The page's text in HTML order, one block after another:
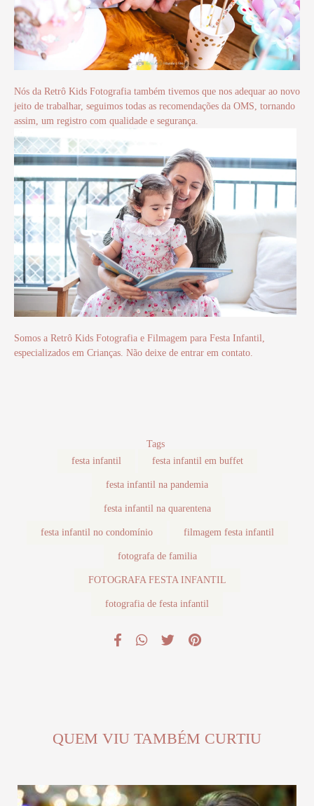
Nós da Retrô Kids Fotografia também tivemos que nos adequar ao novo
jeito de trabalhar, seguimos todas as recomendações da OMS, tornando
assim, um registro com qualidade e segurança.
Somos a Retrô Kids Fotografia e Filmagem para Festa Infantil,
especializados em Crianças. Não deixe de entrar em contato.
Tags
festa infantil
festa infantil em buffet
festa infantil na pandemia
festa infantil na quarentena
festa infantil no condomínio filmagem festa infantil
fotografa de familia
FOTOGRAFA FESTA INFANTIL
fotografia de festa infantil
QUEM VIU TAMBÉM CURTIU